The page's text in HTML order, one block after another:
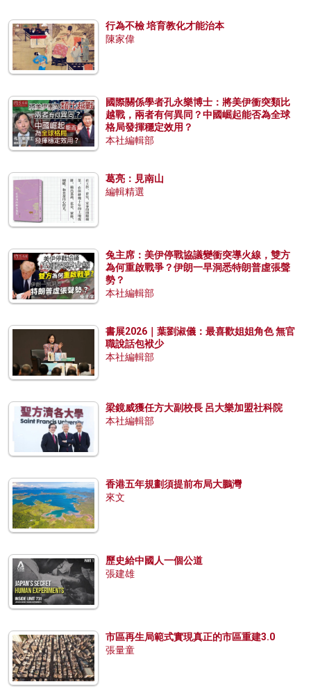
行為不檢 培育教化才能治本
陳家偉
國際關係學者孔永樂博士：將美伊衝突類比
越戰，兩者有何異同？中國崛起能否為全球
格局發揮穩定效用？
本社編輯部
葛亮：見南山
編輯精選
兔主席：美伊停戰協議變衝突導火線，雙方
為何重啟戰爭？伊朗一早洞悉特朗普虛張聲
勢？
本社編輯部
書展2026｜葉劉淑儀：最喜歡姐姐角色 無官
職說話包袱少
本社編輯部
梁鏡威獲任方大副校長 呂大樂加盟社科院
本社編輯部
香港五年規劃須提前布局大鵬灣
來文
歷史給中國人一個公道
張建雄
市區再生局範式實現真正的市區重建3.0
張量童